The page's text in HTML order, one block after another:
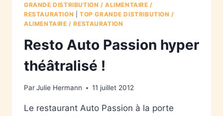
GRANDE DISTRIBUTION / ALIMENTAIRE /
RESTAURATION
TOP GRANDE DISTRIBUTION /
ALIMENTAIRE / RESTAURATION
Resto Auto Passion hyper
théâtralisé !
ParJulie Hermann 11 juillet 2012
Le restaurant Auto Passion à la porte